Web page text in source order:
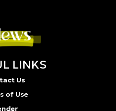
LINKS
Us
of Use